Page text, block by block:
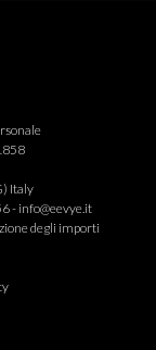
Italy
- info@eevye.it
degli importi